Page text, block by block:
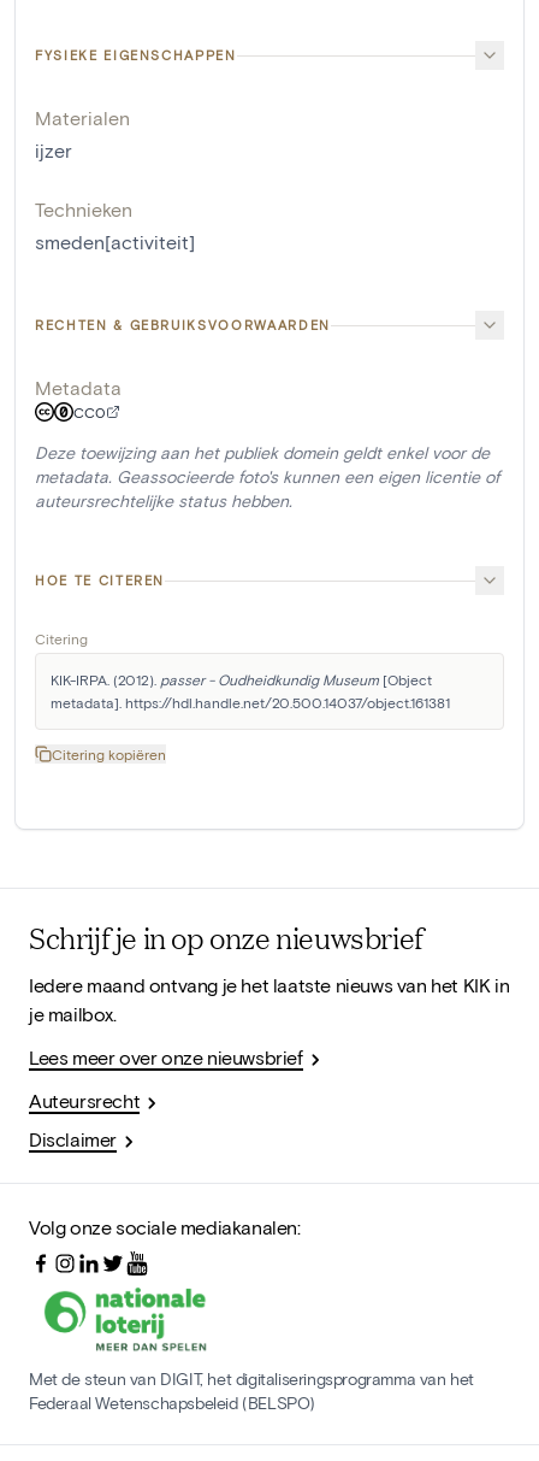
FYSIEKE EIGENSCHAPPEN
Materialen
ijzer
Technieken
smeden[activiteit]
RECHTEN & GEBRUIKSVOORWAARDEN
Metadata
CC0
Deze toewijzing aan het publiek domein geldt enkel voor de
metadata. Geassocieerde foto's kunnen een eigen licentie of
auteursrechtelijke status hebben.
HOE TE CITEREN
Citering
KIK-IRPA. (2012). passer - Oudheidkundig Museum [Object
metadata]. https://hdl.handle.net/20.500.14037/object.161381
Citering kopiëren
Schrijf je in op onze nieuwsbrief
Iedere maand ontvang je het laatste nieuws van het KIK in
je mailbox.
Lees meer over onze nieuwsbrief
Auteursrecht
Disclaimer
Volg onze sociale mediakanalen:
Met de steun van DIGIT, het digitaliseringsprogramma van het
Federaal Wetenschapsbeleid (BELSPO)